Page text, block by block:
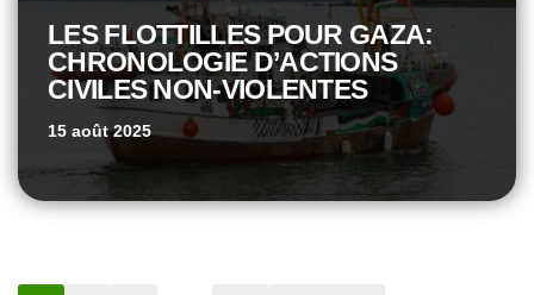
LES FLOTTILLES POUR GAZA:
CHRONOLOGIE D’ACTIONS
CIVILES NON-VIOLENTES
15 août 2025